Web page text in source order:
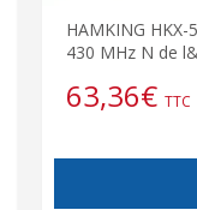
HAMKING
430 MHz N de
63,36€ TTC